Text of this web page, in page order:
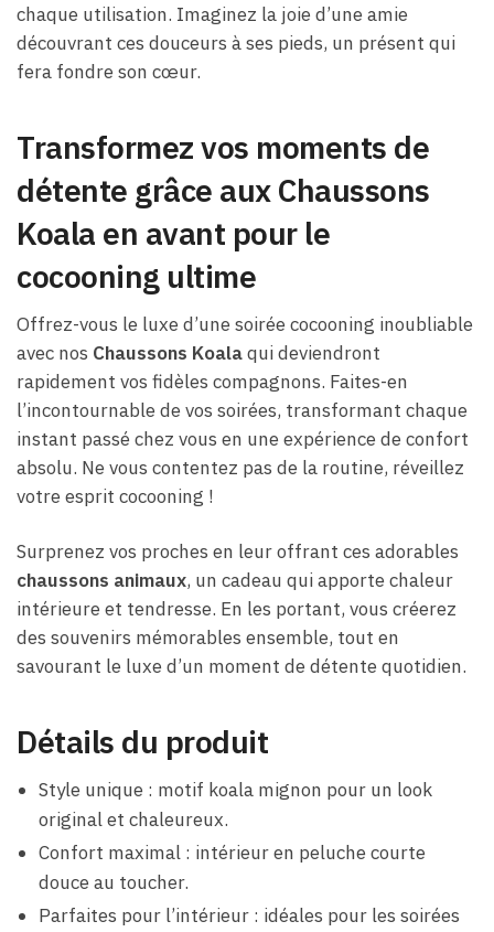
chaque utilisation. Imaginez la joie d’une amie
découvrant ces douceurs à ses pieds, un présent qui
fera fondre son cœur.
Transformez vos moments de
détente grâce aux Chaussons
Koala en avant pour le
cocooning ultime
Offrez-vous le luxe d’une soirée cocooning inoubliable
avec nos Chaussons Koalaqui deviendront
rapidement vos fidèles compagnons. Faites-en
l’incontournable de vos soirées, transformant chaque
instant passé chez vous en une expérience de confort
absolu. Ne vous contentez pas de la routine, réveillez
votre esprit cocooning !
Surprenez vos proches en leur offrant ces adorables
chaussons animaux, un cadeau qui apporte chaleur
intérieure et tendresse. En les portant, vous créerez
des souvenirs mémorables ensemble, tout en
savourant le luxe d’un moment de détente quotidien.
Détails du produit
Style unique : motif koala mignon pour un look
original et chaleureux.
Confort maximal : intérieur en peluche courte
douce au toucher.
Parfaites pour l’intérieur : idéales pour les soirées